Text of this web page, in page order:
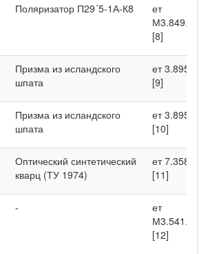
Поляризатор П29´5-1А-К8
ет
М3.849.007
[8]
Призма из исландского
шпата
ет 3.895.031
[9]
Призма из исландского
шпата
ет 3.895.047
[10]
Оптический синтетический
кварц (ТУ 1974)
ет 7.358.000
[11]
-
ет
М3.541.002
[12]